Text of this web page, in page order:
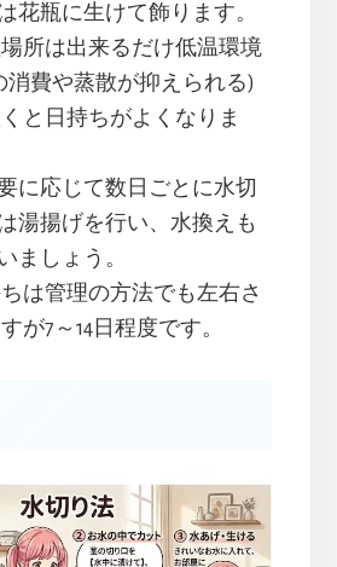
花瓶に生けて飾ります。
所は出来るだけ低温環境
消費や蒸散が抑えられる)
と日持ちがよくなりま
に応じて数日ごとに水切
湯揚げを行い、水換えも
ましょう。
ちは管理の方法でも左右さ
が7～14日程度です。